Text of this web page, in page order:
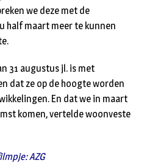
we deze met de
half maart meer te kunnen
31 augustus jl. is met
dat ze op de hoogte worden
En dat we in maart
komen, vertelde woonveste
AZG